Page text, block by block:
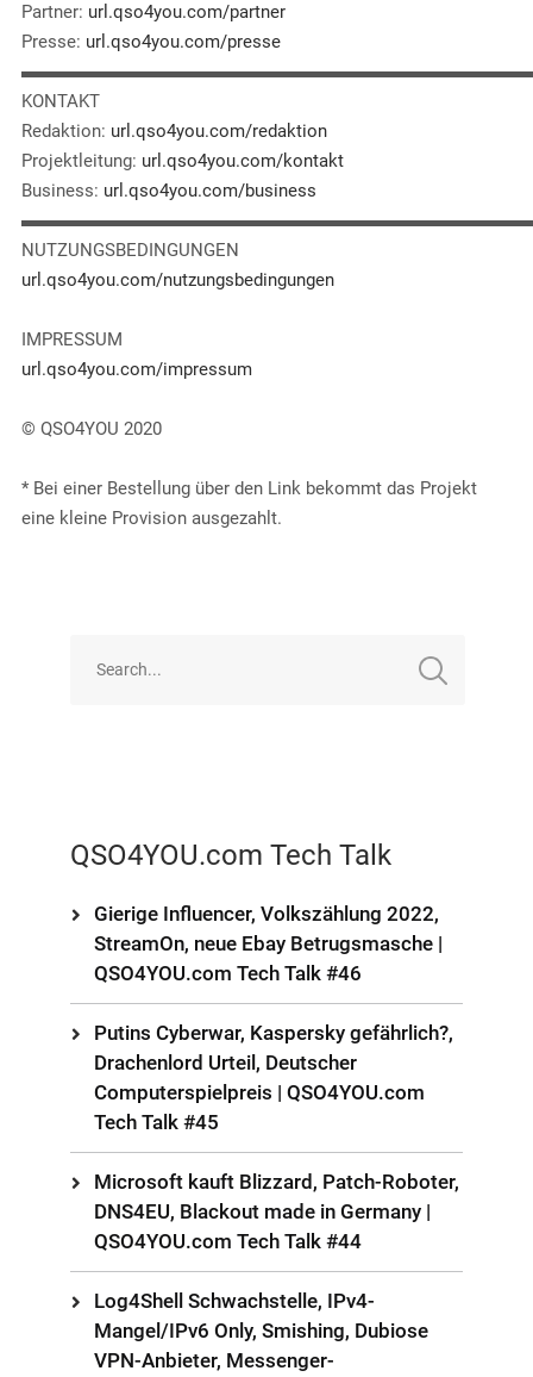
Partner: url.qso4you.com/partner
Presse: url.qso4you.com/presse
KONTAKT
Redaktion: url.qso4you.com/redaktion
Projektleitung: url.qso4you.com/kontakt
Business: url.qso4you.com/business
NUTZUNGSBEDINGUNGEN
url.qso4you.com/nutzungsbedingungen
IMPRESSUM
url.qso4you.com/impressum
© QSO4YOU 2020
* Bei einer Bestellung über den Link bekommt das Projekt
eine kleine Provision ausgezahlt.
QSO4YOU.com Tech Talk
Gierige Influencer, Volkszählung 2022,
StreamOn, neue Ebay Betrugsmasche |
QSO4YOU.com Tech Talk #46
Putins Cyberwar, Kaspersky gefährlich?,
Drachenlord Urteil, Deutscher
Computerspielpreis | QSO4YOU.com
Tech Talk #45
Microsoft kauft Blizzard, Patch-Roboter,
DNS4EU, Blackout made in Germany |
QSO4YOU.com Tech Talk #44
Log4Shell Schwachstelle, IPv4-
Mangel/IPv6 Only, Smishing, Dubiose
VPN-Anbieter, Messenger-